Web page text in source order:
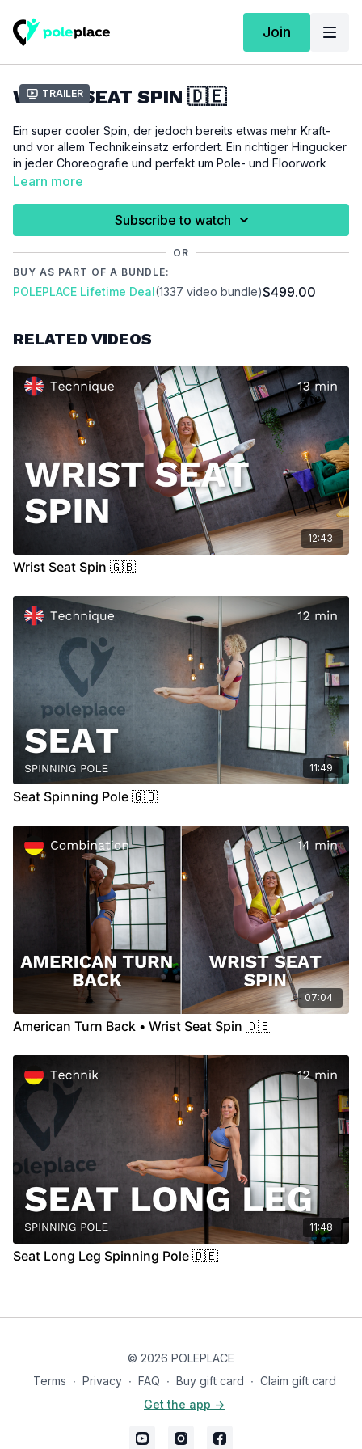
Join
Trailer
WRIST SEAT SPIN 🇩🇪
Ein super cooler Spin, der jedoch bereits etwas mehr Kraft-
und vor allem Technikeinsatz erfordert. Ein richtiger Hingucker
in jeder Choreografie und perfekt um Pole- und Floorwork
miteinander zu verbinden.
Schultergürtelmuskulatur voraus und alle Spins aus Level 2 und
WICHTIG:
Bitte achte darauf, dich vor der Ausübung dieses Tutorials
00:00Introduction
00:29
Demo
Stand
Learn more
Subscribe to watch
OR
BUY AS PART OF A BUNDLE:
POLEPLACE Lifetime Deal(1337 video bundle)$499.00
RELATED VIDEOS
12:43
Wrist Seat Spin 🇬🇧
11:49
Seat Spinning Pole 🇬🇧
07:04
American Turn Back • Wrist Seat Spin 🇩🇪
11:48
Seat Long Leg Spinning Pole 🇩🇪
© 2026 POLEPLACE
Terms ∙ Privacy ∙ FAQ ∙ Buy gift card ∙ Claim gift card
Get the app ->